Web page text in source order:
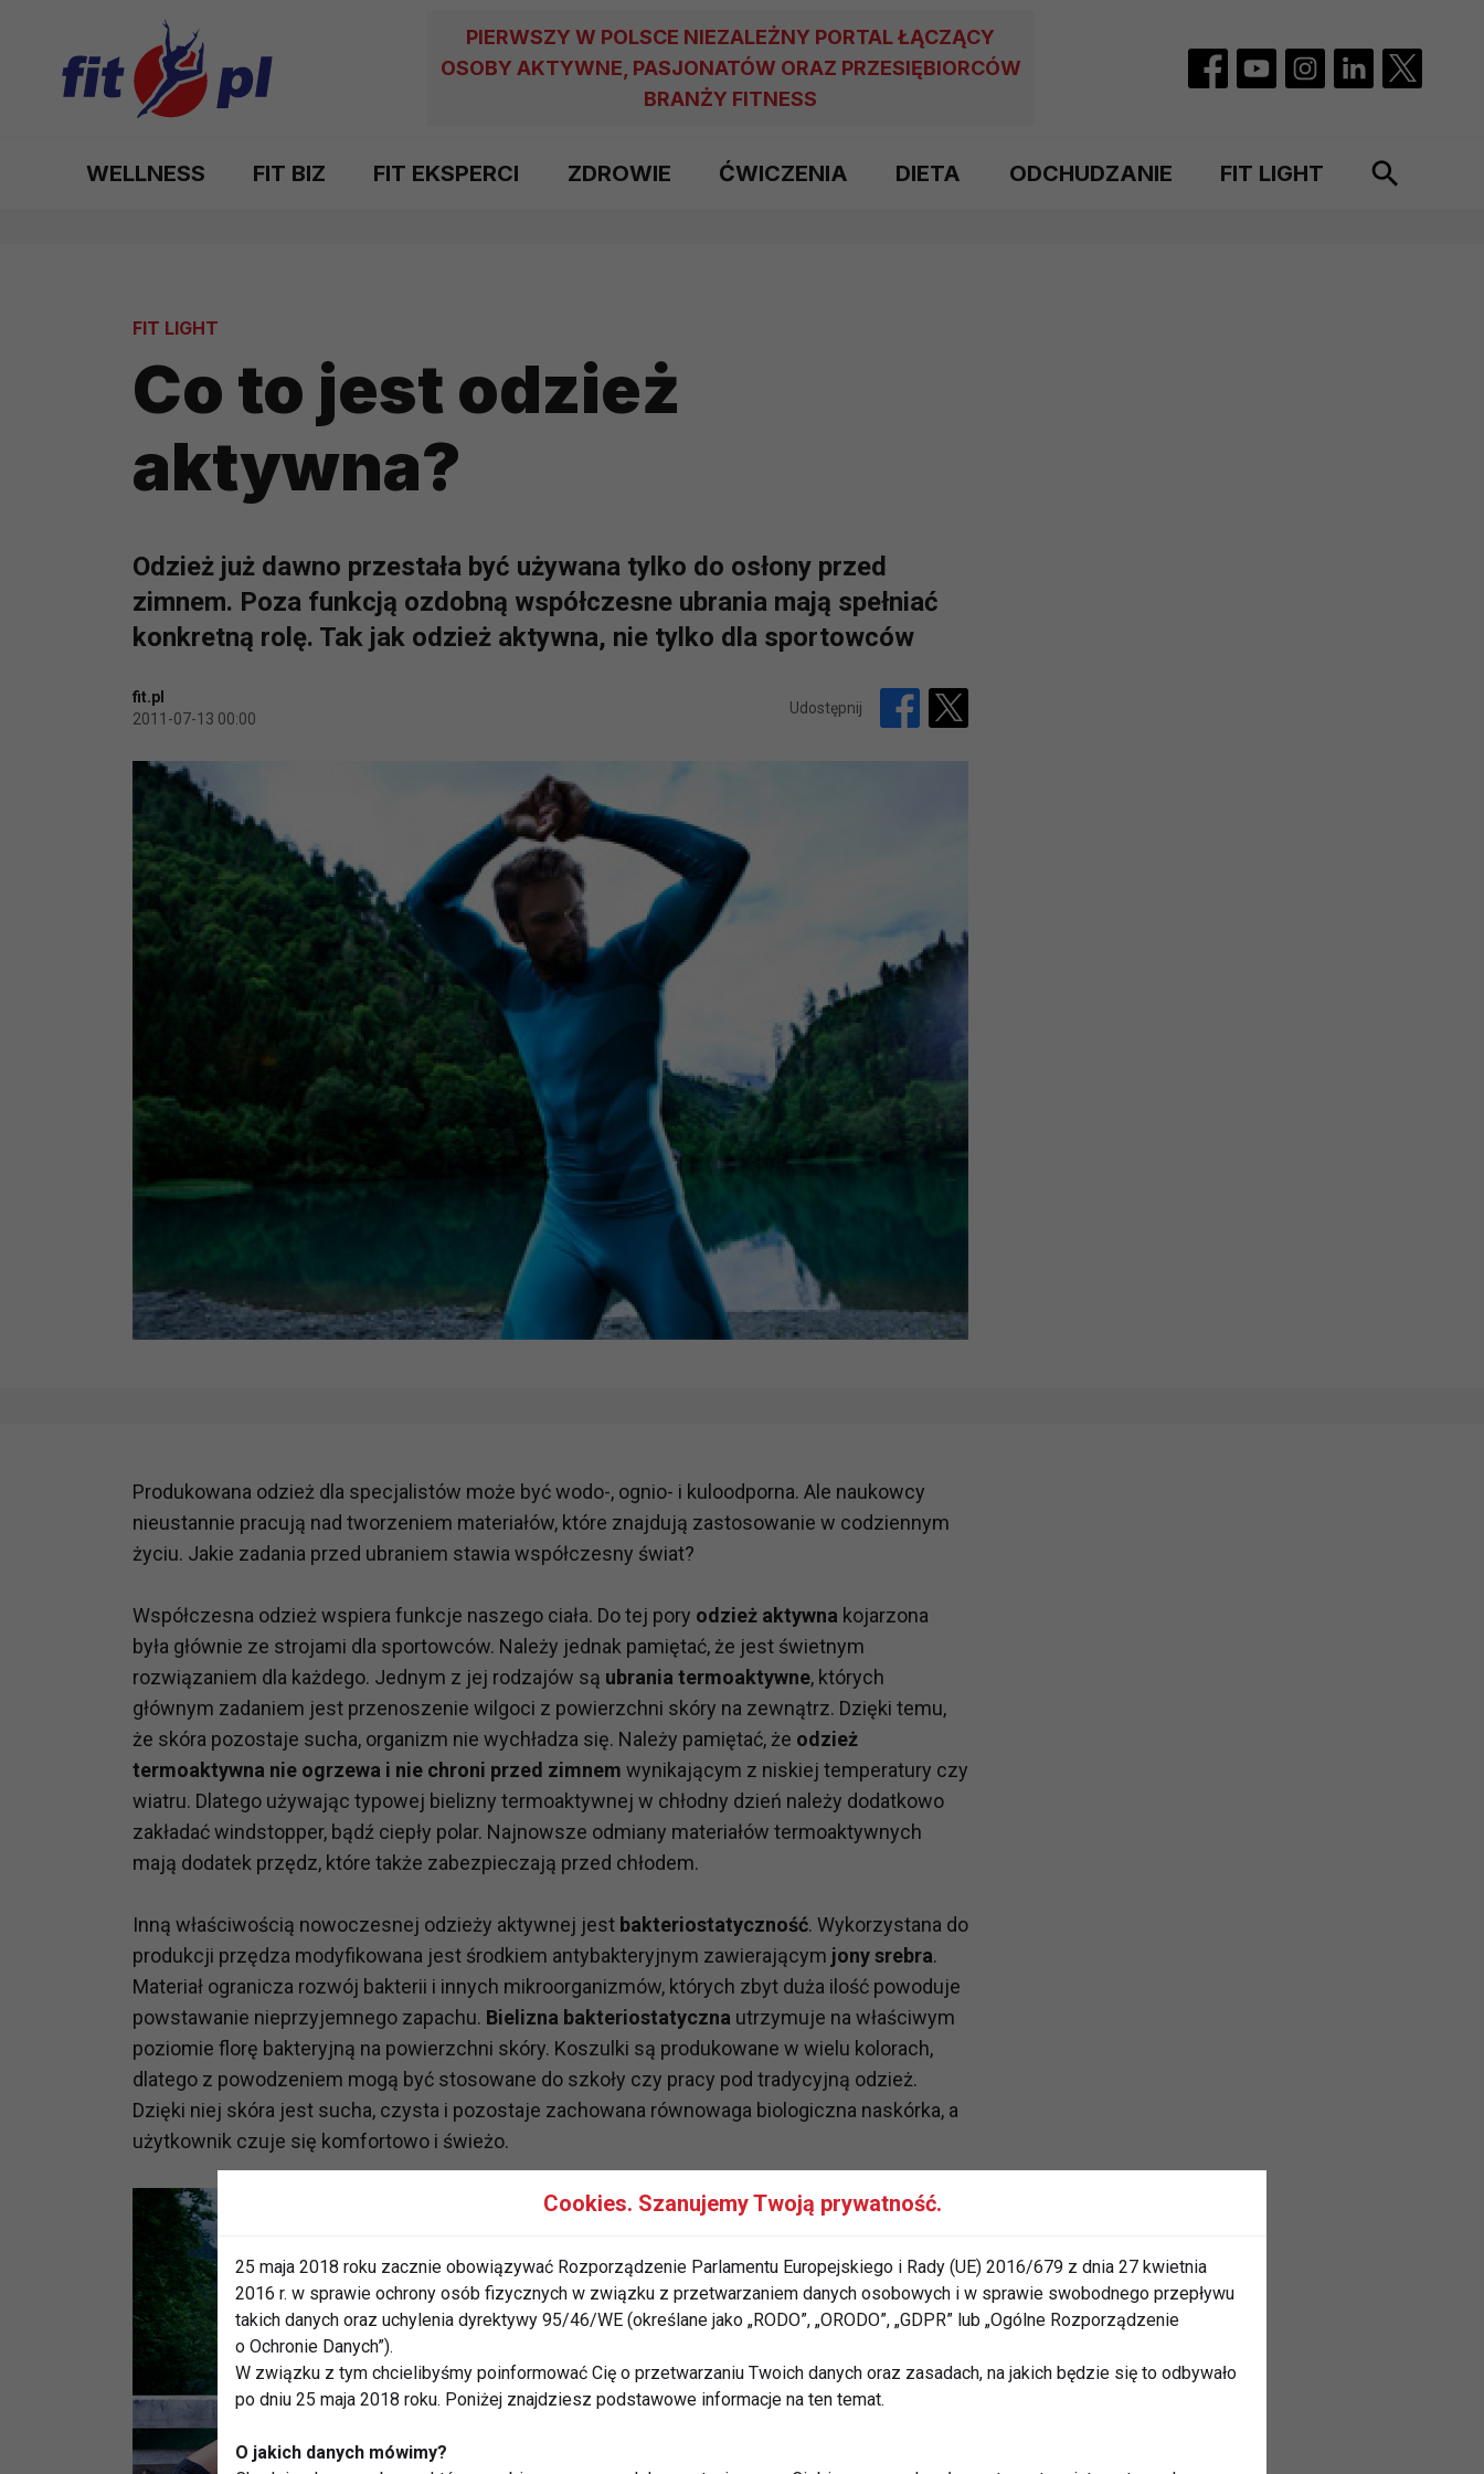
PIERWSZY W POLSCE NIEZALEŻNY PORTAL ŁĄCZĄCY
OSOBY AKTYWNE, PASJONATÓW ORAZ PRZESIĘBIORCÓW
BRANŻY FITNESS
WELLNESS FIT BIZ FIT EKSPERCI ZDROWIE ĆWICZENIA DIETA ODCHUDZANIE FIT LIGHT
FIT LIGHT
Co to jest odzież
aktywna?
Odzież już dawno przestała być używana tylko do osłony przed
zimnem. Poza funkcją ozdobną współczesne ubrania mają spełniać
konkretną rolę. Tak jak odzież aktywna, nie tylko dla sportowców
fit.pl
2011-07-13 00:00
Udostępnij
Produkowana odzież dla specjalistów może być wodo-, ognio- i kuloodporna. Ale naukowcy
nieustannie pracują nad tworzeniem materiałów, które znajdują zastosowanie w codziennym
życiu. Jakie zadania przed ubraniem stawia współczesny świat?
Współczesna odzież wspiera funkcje naszego ciała. Do tej pory odzież aktywna kojarzona
była głównie ze strojami dla sportowców. Należy jednak pamiętać, że jest świetnym
rozwiązaniem dla każdego. Jednym z jej rodzajów są ubrania termoaktywne, których
głównym zadaniem jest przenoszenie wilgoci z powierzchni skóry na zewnątrz. Dzięki temu,
że skóra pozostaje sucha, organizm nie wychładza się. Należy pamiętać, że odzież
termoaktywna nie ogrzewa i nie chroni przed zimnem wynikającym z niskiej temperatury czy
wiatru. Dlatego używając typowej bielizny termoaktywnej w chłodny dzień należy dodatkowo
zakładać windstopper, bądź ciepły polar. Najnowsze odmiany materiałów termoaktywnych
mają dodatek przędz, które także zabezpieczają przed chłodem.
Inną właściwością nowoczesnej odzieży aktywnej jest bakteriostatyczność. Wykorzystana do
produkcji przędza modyfikowana jest środkiem antybakteryjnym zawierającym jony srebra.
Materiał ogranicza rozwój bakterii i innych mikroorganizmów, których zbyt duża ilość powoduje
powstawanie nieprzyjemnego zapachu. Bielizna bakteriostatyczna utrzymuje na właściwym
poziomie florę bakteryjną na powierzchni skóry. Koszulki są produkowane w wielu kolorach,
dlatego z powodzeniem mogą być stosowane do szkoły czy pracy pod tradycyjną odzież.
Dzięki niej skóra jest sucha, czysta i pozostaje zachowana równowaga biologiczna naskórka, a
użytkownik czuje się komfortowo i świeżo.
Cookies. Szanujemy Twoją prywatność.
25 maja 2018 roku zacznie obowiązywać Rozporządzenie Parlamentu Europejskiego i Rady (UE) 2016/679 z dnia 27 kwietnia
2016 r. w sprawie ochrony osób fizycznych w związku z przetwarzaniem danych osobowych i w sprawie swobodnego przepływu
takich danych oraz uchylenia dyrektywy 95/46/WE (określane jako „RODO”, „ORODO”, „GDPR” lub „Ogólne Rozporządzenie
o Ochronie Danych”).
W związku z tym chcielibyśmy poinformować Cię o przetwarzaniu Twoich danych oraz zasadach, na jakich będzie się to odbywało
po dniu 25 maja 2018 roku. Poniżej znajdziesz podstawowe informacje na ten temat.
O jakich danych mówimy?